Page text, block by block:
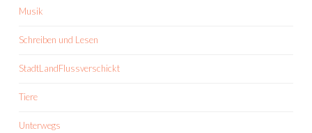
Musik
Schreiben und Lesen
StadtLandFlussverschickt
Tiere
Unterwegs